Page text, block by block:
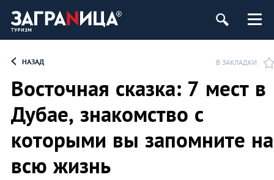
НАЗАД В ЗАКЛАДКИ
Восточная сказка: 7 мест в
Дубае, знакомство с
которыми вы запомните на
всю жизнь